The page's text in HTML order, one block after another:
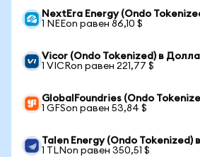
NextEra Energy (Ondo
1 NEEon равен 86,10 $
Vicor (Ondo Tokenized) в
1 VICRon равен 221,77 $
GlobalFoundries (Ondo
1 GFSon равен 53,84 $
Talen Energy (Ondo
1 TLNon равен 350,51 $